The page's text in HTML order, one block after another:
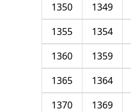
1349
1350
1354
1355
1359
1360
1364
1365
1369
1370